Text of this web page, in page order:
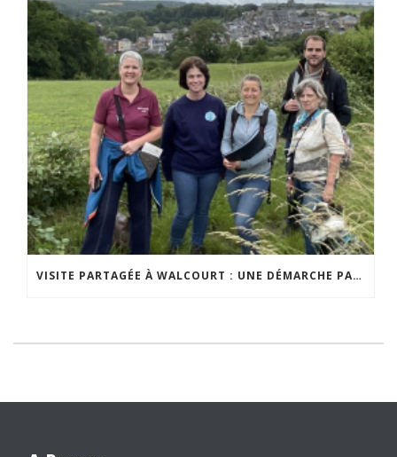
VISITE PARTAGÉE À WALCOURT : UNE DÉMARCHE PARTICIPATIVE ANIMÉE PAR ESPACE ENVIRONNEMENT